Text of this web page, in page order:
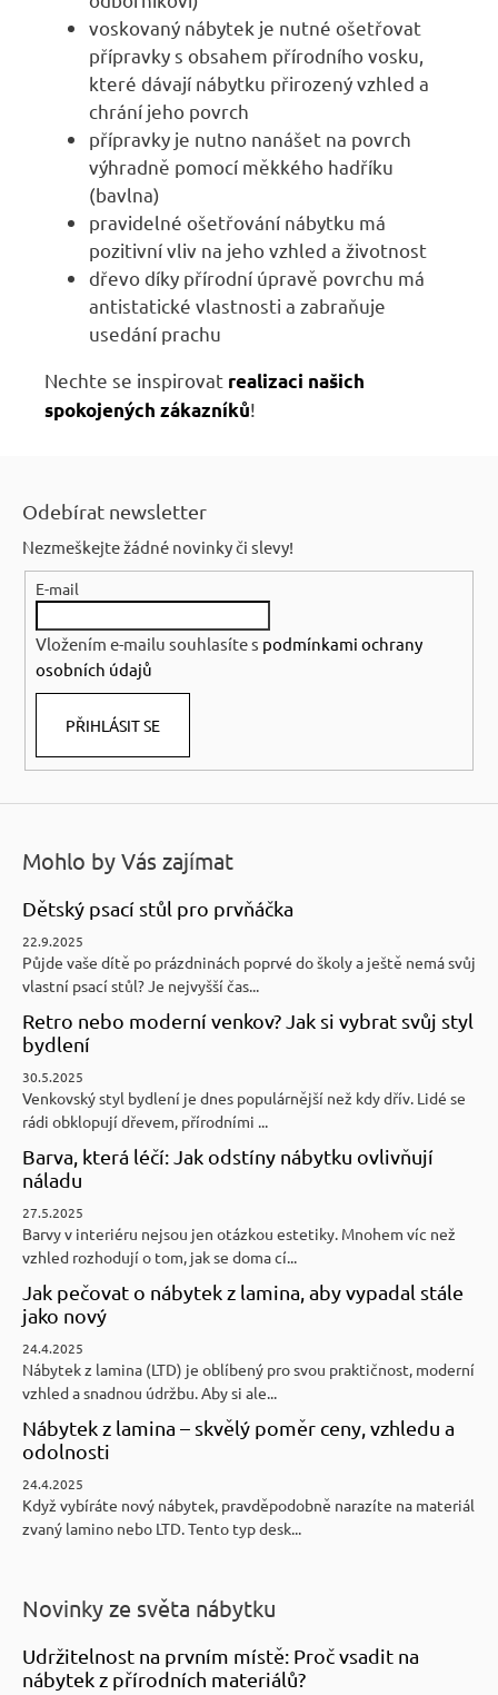
voskovaný nábytek je nutné ošetřovat
přípravky s obsahem přírodního vosku,
které dávají nábytku přirozený vzhled a
chrání jeho povrch
přípravky je nutno nanášet na povrch
výhradně pomocí měkkého hadříku
(bavlna)
pravidelné ošetřování nábytku má
pozitivní vliv na jeho vzhled a životnost
dřevo díky přírodní úpravě povrchu má
antistatické vlastnosti a zabraňuje
usedání prachu
Nechte se inspirovat realizaci našich
spokojených zákazníků!
Odebírat newsletter
Nezmeškejte žádné novinky či slevy!
E-mail
Vložením e-mailu souhlasíte s podmínkami ochrany
osobních údajů
PŘIHLÁSIT SE
Mohlo by Vás zajímat
Dětský psací stůl pro prvňáčka
22.9.2025
Půjde vaše dítě po prázdninách poprvé do školy a ještě nemá svůj
vlastní psací stůl? Je nejvyšší čas...
Retro nebo moderní venkov? Jak si vybrat svůj styl
bydlení
30.5.2025
Venkovský styl bydlení je dnes populárnější než kdy dřív. Lidé se
rádi obklopují dřevem, přírodními ...
Barva, která léčí: Jak odstíny nábytku ovlivňují
náladu
27.5.2025
Barvy v interiéru nejsou jen otázkou estetiky. Mnohem víc než
vzhled rozhodují o tom, jak se doma cí...
Jak pečovat o nábytek z lamina, aby vypadal stále
jako nový
24.4.2025
Nábytek z lamina (LTD) je oblíbený pro svou praktičnost, moderní
vzhled a snadnou údržbu. Aby si ale...
Nábytek z lamina – skvělý poměr ceny, vzhledu a
odolnosti
24.4.2025
Když vybíráte nový nábytek, pravděpodobně narazíte na materiál
zvaný lamino nebo LTD. Tento typ desk...
Novinky ze světa nábytku
Udržitelnost na prvním místě: Proč vsadit na
nábytek z přírodních materiálů?